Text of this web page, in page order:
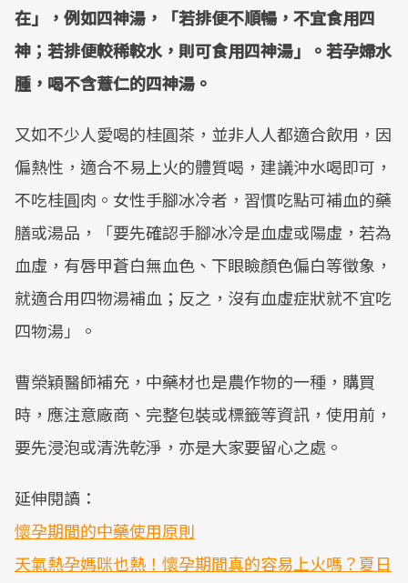
在」，例如四神湯，「若排便不順暢，不宜食用四
神；若排便較稀較水，則可食用四神湯」。若孕婦水
腫，喝不含薏仁的四神湯。
又如不少人愛喝的桂圓茶，並非人人都適合飲用，因
偏熱性，適合不易上火的體質喝，建議沖水喝即可，
不吃桂圓肉。女性手腳冰冷者，習慣吃點可補血的藥
膳或湯品，「要先確認手腳冰冷是血虛或陽虛，若為
血虛，有唇甲蒼白無血色、下眼瞼顏色偏白等徵象，
就適合用四物湯補血；反之，沒有血虛症狀就不宜吃
四物湯」。
曹榮穎醫師補充，中藥材也是農作物的一種，購買
時，應注意廠商、完整包裝或標籤等資訊，使用前，
要先浸泡或清洗乾淨，亦是大家要留心之處。
延伸閱讀：
懷孕期間的中藥使用原則
天氣熱孕媽咪也熱！懷孕期間真的容易上火嗎？夏日